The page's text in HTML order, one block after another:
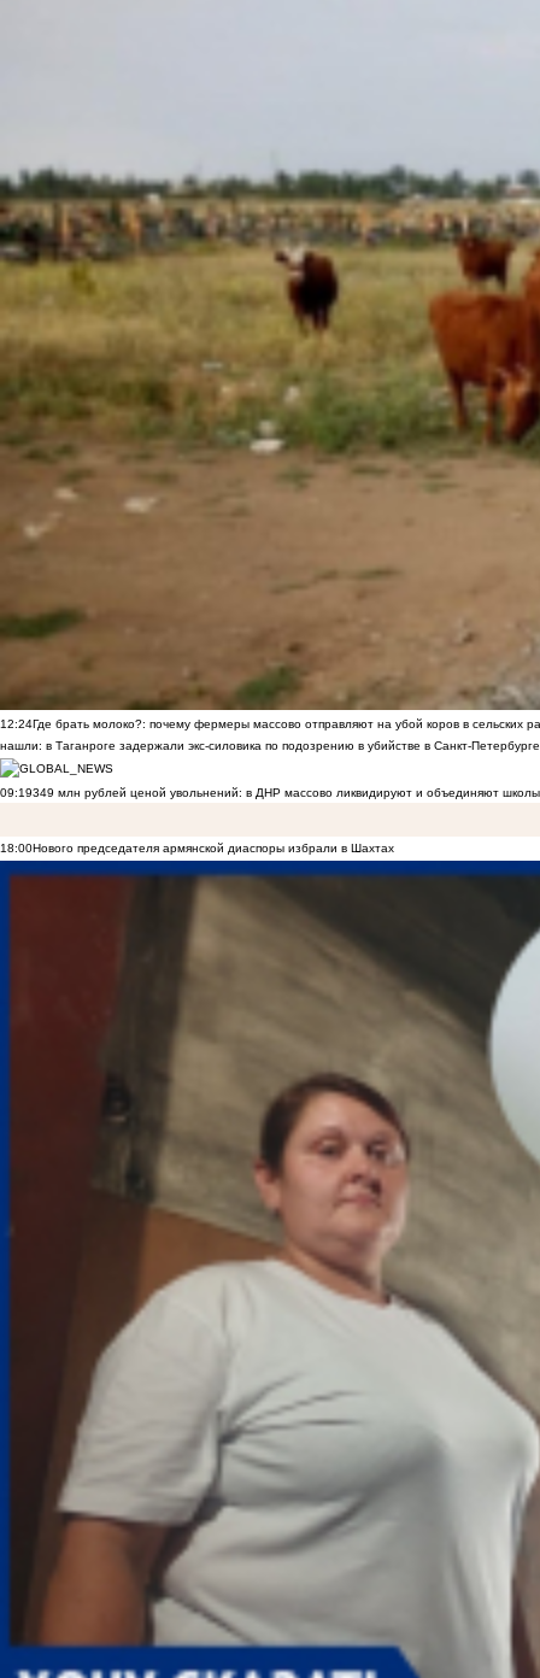
12:24Где брать молоко?: почему фермеры массово отправляют на убой коров в сельских
нашли: в Таганроге задержали экс-силовика по подозрению в убийстве в Санкт-Петербурге
09:19349 млн рублей ценой увольнений: в ДНР массово ликвидируют и объединяют
18:00Нового председателя армянской диаспоры избрали в Шахтах